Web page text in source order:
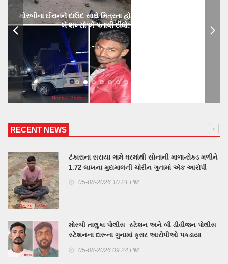
મોરબીના ઈરાનને દાઉદ સાથે મિત્રતા હોય છાતીમાં છરીનો ઘા ઝીકિને
બે શખ્સોએ પતાવી દીધો: ગુનો નોંધાયો
RECENT NEWS
ટંકારાના સરાયા ગામે ઘરમાંથી સોનાની માળા-રોકડ મળીને
1.72 લાખના મુદામાલની ચોરીન ગુનામાં એક આરોપી
05-08-2026 10:21 PM
મોરબી તાલુકા પોલીસ સ્ટેશન અને બી ડીવીજન પોલીસ
સ્ટેશનના દારૂના ગુનામાં ફરાર આરોપીઓ પકડાયા
05-08-2026 09:24 PM